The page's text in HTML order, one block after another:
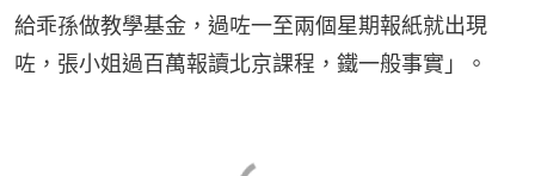
給乖孫做教學基⾦，過咗一至兩個星期報紙就出現
咗，張小姐過百萬報讀北京課程，鐵一般事實」。